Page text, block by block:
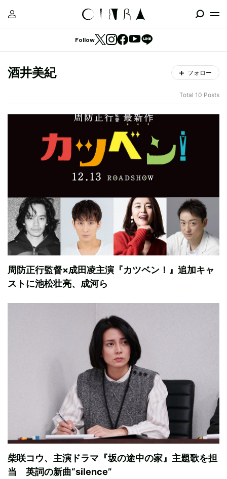
Follow
酒井美紀 フォロー
Total 10 Posts
周防正行監督×成田凌主演『カツベン！』追加キャ
ストに池松壮亮、成河ら
柴咲コウ、主演ドラマ『坂の途中の家』主題歌を担
当 英詞の新曲“silence”